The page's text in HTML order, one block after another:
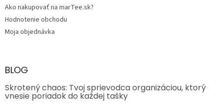
Ako nakupovať na marTee.sk?
Hodnotenie obchodu
Moja objednávka
BLOG
Skrotený chaos: Tvoj sprievodca organizáciou, ktorý
vnesie poriadok do každej tašky